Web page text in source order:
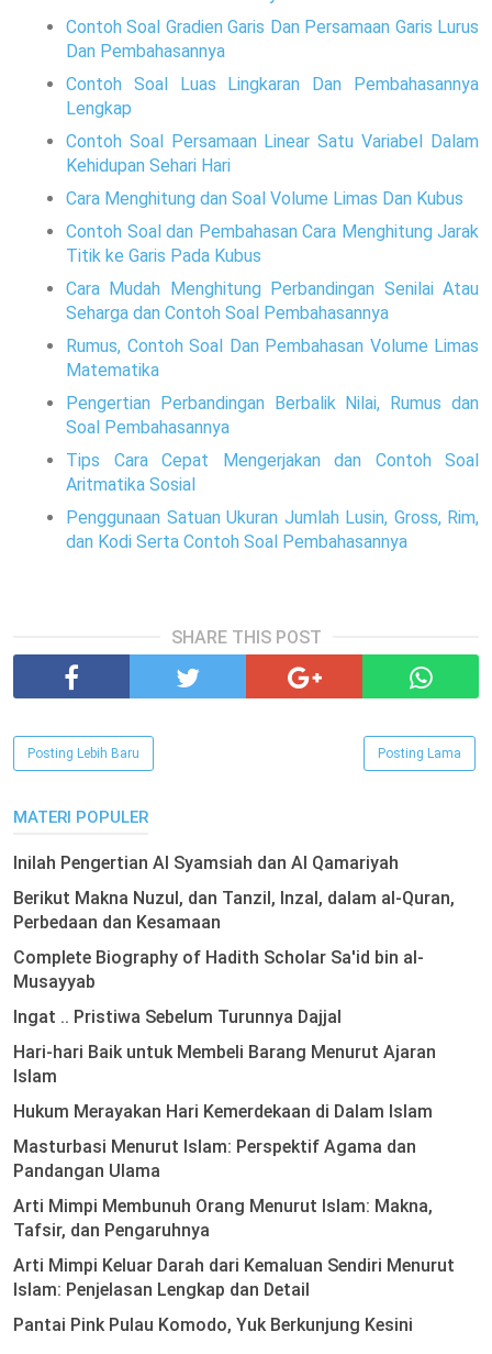
Contoh Soal Gradien Garis Dan Persamaan Garis Lurus
Dan Pembahasannya
Contoh Soal Luas Lingkaran Dan Pembahasannya
Lengkap
Contoh Soal Persamaan Linear Satu Variabel Dalam
Kehidupan Sehari Hari
Cara Menghitung dan Soal Volume Limas Dan Kubus
Contoh Soal dan Pembahasan Cara Menghitung Jarak
Titik ke Garis Pada Kubus
Cara Mudah Menghitung Perbandingan Senilai Atau
Seharga dan Contoh Soal Pembahasannya
Rumus, Contoh Soal Dan Pembahasan Volume Limas
Matematika
Pengertian Perbandingan Berbalik Nilai, Rumus dan
Soal Pembahasannya
Tips Cara Cepat Mengerjakan dan Contoh Soal
Aritmatika Sosial
Penggunaan Satuan Ukuran Jumlah Lusin, Gross, Rim,
dan Kodi Serta Contoh Soal Pembahasannya
SHARE THIS POST
Posting Lebih Baru Posting Lama
MATERI POPULER
Inilah Pengertian Al Syamsiah dan Al Qamariyah
Berikut Makna Nuzul, dan Tanzil, Inzal, dalam al-Quran,
Perbedaan dan Kesamaan
Complete Biography of Hadith Scholar Sa'id bin al-
Musayyab
Ingat .. Pristiwa Sebelum Turunnya Dajjal
Hari-hari Baik untuk Membeli Barang Menurut Ajaran
Islam
Hukum Merayakan Hari Kemerdekaan di Dalam Islam
Masturbasi Menurut Islam: Perspektif Agama dan
Pandangan Ulama
Arti Mimpi Membunuh Orang Menurut Islam: Makna,
Tafsir, dan Pengaruhnya
Arti Mimpi Keluar Darah dari Kemaluan Sendiri Menurut
Islam: Penjelasan Lengkap dan Detail
Pantai Pink Pulau Komodo, Yuk Berkunjung Kesini